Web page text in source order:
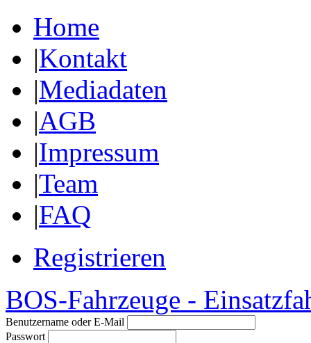
Home
|Kontakt
|Mediadaten
|AGB
|Impressum
|Team
|FAQ
Registrieren
BOS-Fahrzeuge -
Benutzername oder E-Mail
Passwort